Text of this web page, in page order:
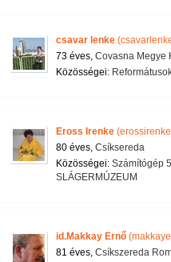
csavar lenke
73 éves, Covasna Megye
Közösségei:
Eross Irenke
80 éves, Csíksereda
Közösségei: Számítógép
SLÁGERMÚZEUM
id.Makkay Ernő
81 éves, Csíkszereda